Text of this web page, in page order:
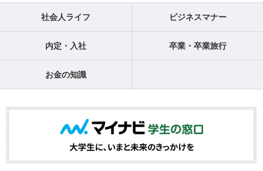
社会人ライフ ビジネスマナー
内定・入社 卒業・卒業旅行
お金の知識